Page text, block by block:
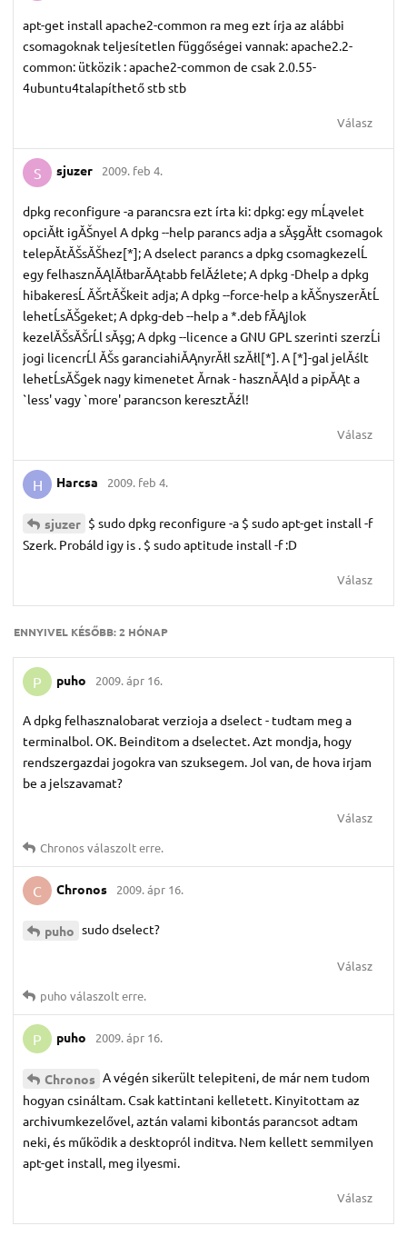
apt-get install apache2-common ra meg ezt írja az alábbi
csomagoknak teljesítetlen függőségei vannak: apache2.2-
common: ütközik : apache2-common de csak 2.0.55-
4ubuntu4talapíthető stb stb
Válasz
S sjuzer 2009. feb 4.
dpkg reconfigure -a parancsra ezt írta ki: dpkg: egy mĹąvelet
opciĂłt igĂŠnyel A dpkg --help parancs adja a sĂşgĂłt csomagok
telepĂ­tĂŠsĂŠhez[*]; A dselect parancs a dpkg csomagkezelĹ
egy felhasznĂĄlĂłbarĂĄtabb felĂźlete; A dpkg -Dhelp a dpkg
hibakeresĹ ĂŠrtĂŠkeit adja; A dpkg --force-help a kĂŠnyszerĂ­tĹ
lehetĹsĂŠgeket; A dpkg-deb --help a *.deb fĂĄjlok
kezelĂŠsĂŠrĹl sĂşg; A dpkg --licence a GNU GPL szerinti szerzĹi
jogi licencrĹl ĂŠs garanciahiĂĄnyrĂłl szĂłl[*]. A [*]-gal jelĂślt
lehetĹsĂŠgek nagy kimenetet Ă­rnak - hasznĂĄld a pipĂĄt a
`less' vagy `more' parancson keresztĂźl!
Válasz
H Harcsa 2009. feb 4.
sjuzer $ sudo dpkg reconfigure -a $ sudo apt-get install -f
Szerk. Probáld igy is . $ sudo aptitude install -f :D
Válasz
ENNYIVEL KÉSŐBB:2 HÓNAP
P puho 2009. ápr 16.
A dpkg felhasznalobarat verzioja a dselect - tudtam meg a
terminalbol. OK. Beinditom a dselectet. Azt mondja, hogy
rendszergazdai jogokra van szuksegem. Jol van, de hova irjam
be a jelszavamat?
Válasz
Chronosválaszolt erre.
C Chronos 2009. ápr 16.
puho sudo dselect?
Válasz
puho válaszolt erre.
P puho 2009. ápr 16.
Chronos A végén sikerült telepiteni, de már nem tudom
hogyan csináltam. Csak kattintani kelletett. Kinyitottam az
archivumkezelővel, aztán valami kibontás parancsot adtam
neki, és működik a desktopról inditva. Nem kellett semmilyen
apt-get install, meg ilyesmi.
Válasz